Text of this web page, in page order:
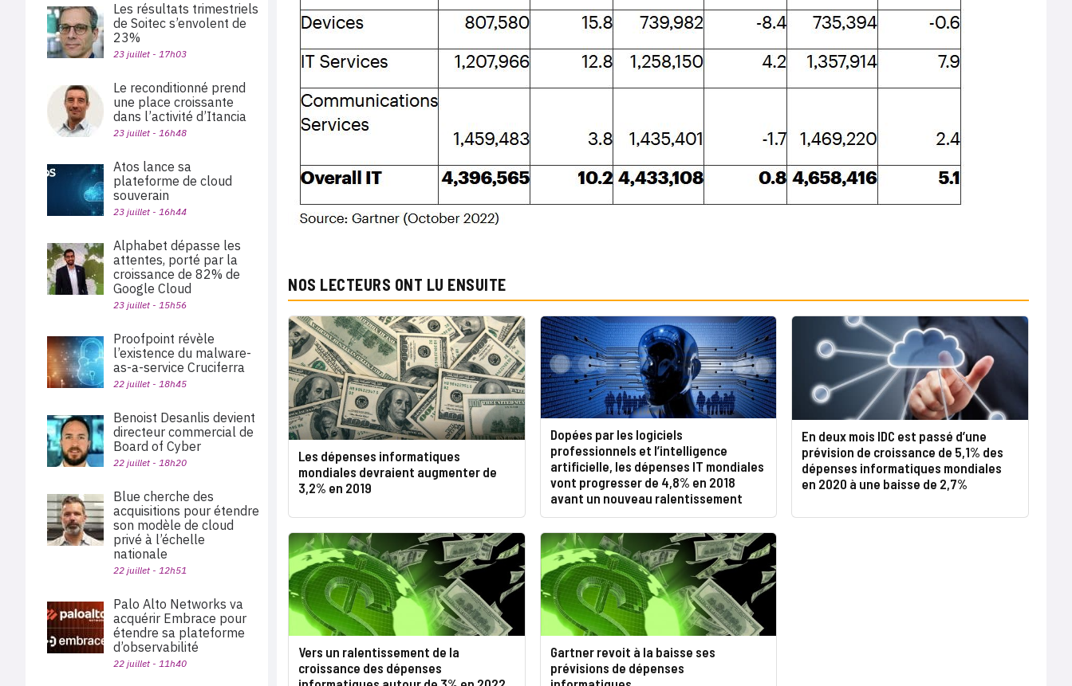
NOS LECTEURS ONT LU ENSUITE
Les dépenses informatiques
mondiales devraient augmenter de
3,2% en 2019
Dopées par les logiciels
professionnels et l’intelligence
artificielle, les dépenses IT mondiales
vont progresser de 4,8% en 2018
avant un nouveau ralentissement
En deux mois IDC est passé d’une
prévision de croissance de 5,1% des
dépenses informatiques mondiales
en 2020 à une baisse de 2,7%
Vers un ralentissement de la
croissance des dépenses
Gartner revoit à la baisse ses
prévisions de dépenses
Les résultats trimestriels
de Soitec s’envolent de
23%
23 juillet - 17h03
Le reconditionné prend
une place croissante
dans l’activité d’Itancia
23 juillet - 16h48
Atos lance sa
plateforme de cloud
souverain
23 juillet - 16h44
Alphabet dépasse les
attentes, porté par la
croissance de 82% de
Google Cloud
23 juillet - 15h56
Proofpoint révèle
l’existence du malware-
as-a-service Cruciferra
22 juillet - 18h45
Benoist Desanlis devient
directeur commercial de
Board of Cyber
22 juillet - 18h20
Blue cherche des
acquisitions pour étendre
son modèle de cloud
privé à l’échelle
nationale
22 juillet - 12h51
Palo Alto Networks va
acquérir Embrace pour
étendre sa plateforme
d’observabilité
22 juillet - 11h40